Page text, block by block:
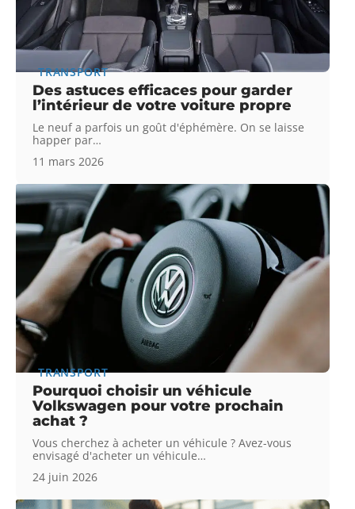
TRANSPORT
Des astuces efficaces pour garder
l’intérieur de votre voiture propre
Le neuf a parfois un goût d'éphémère. On se laisse
happer par…
11 mars 2026
TRANSPORT
Pourquoi choisir un véhicule
Volkswagen pour votre prochain
achat ?
Vous cherchez à acheter un véhicule ? Avez-vous
envisagé d'acheter un véhicule…
24 juin 2026